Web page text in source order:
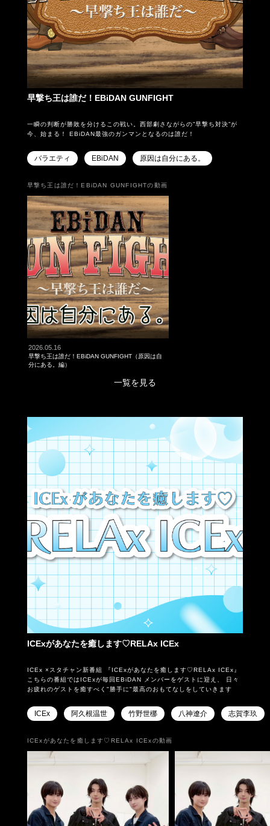
早撃ち王は誰だ！EBiDAN GUNFIGHT
一瞬の判断が勝敗を分けるこの戦い。西部劇さながらの”早撃ち対決”が
今、始まる！ EBiDAN最強のガンマンとなるのは誰だ！
バラエティ EBiDAN 原因は自分にある。
早撃ち王は誰だ！EBiDAN GUNFIGHTの動画
2026.05.16
早撃ち王は誰だ！EBiDAN GUNFIGHT（原因は自
分にある。編）
一覧を見る
ICExがあなたを癒します♡RELAx ICEx
ICEx ×スタチャン新番組 『ICExがあなたを癒します♡RELAx ICEx』
こちらの番組ではICExが毎回EBiDAN メンバーをゲストに迎え、 日々
お疲れのゲストを癒すべく"勝手に"最高のおもてなしをしていきます
ICEx 阿久根温世 竹野世梛 八神遼介 志賀李玖
ICExがあなたを癒します♡RELAx ICExの動画